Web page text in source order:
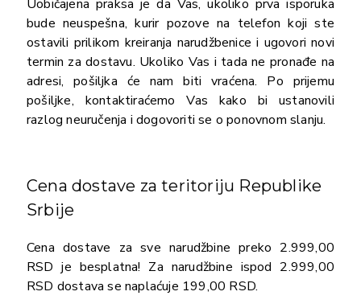
Uobičajena praksa je da Vas, ukoliko prva isporuka
bude neuspešna, kurir pozove na telefon koji ste
ostavili prilikom kreiranja narudžbenice i ugovori novi
termin za dostavu. Ukoliko Vas i tada ne pronađe na
adresi, pošiljka će nam biti vraćena. Po prijemu
pošiljke, kontaktiraćemo Vas kako bi ustanovili
razlog neuručenja i dogovoriti se o ponovnom slanju.
Cena dostave za teritoriju Republike
Srbije
Cena dostave za sve narudžbine preko 2.999,00
RSD je besplatna! Za narudžbine ispod 2.999,00
RSD dostava se naplaćuje 199,00 RSD.